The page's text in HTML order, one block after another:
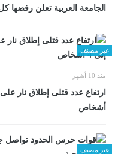
الجامعة العربية تعلن رفضها
غير مصنف
منذ 10 أشهر
أشخاص
غير مصنف